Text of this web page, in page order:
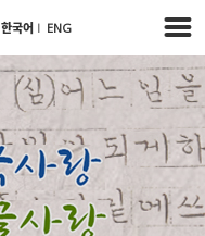
한국어 l ENG